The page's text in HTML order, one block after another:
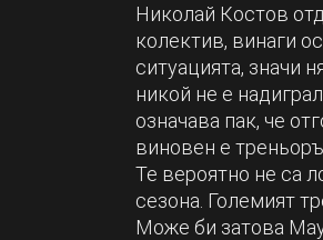
Николай Костов
колектив, винаги
ситуацията, значи
никой не е
означава пак, че
виновен е
Те вероятно не са
сезона. Големият
Може би затова